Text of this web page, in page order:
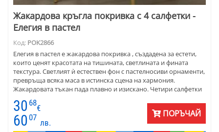
Жакардова кръгла покривка с 4 салфетки -
Елегия в пастел
Код: POK2866
Елегия в пастел е жакардова покривка , създадена за естети,
които ценят красотата на тишината, светлината и фината
текстура. Светлият ѝ естествен фон с пастелносиви орнаменти,
превръща всяка маса в истинска сцена на хармония.
Жакардовата тъкан пада плавно и изискано. Четири салфетки
подходяща както за ежедневие, така и за специални моменти -
от утринно кафе през уикенда до вечеря на свещи. „Елегия в
пастел“ е покана за спокойствие и елегантност.
30 68
€
60 07
лв.
ПОРЪЧАЙ